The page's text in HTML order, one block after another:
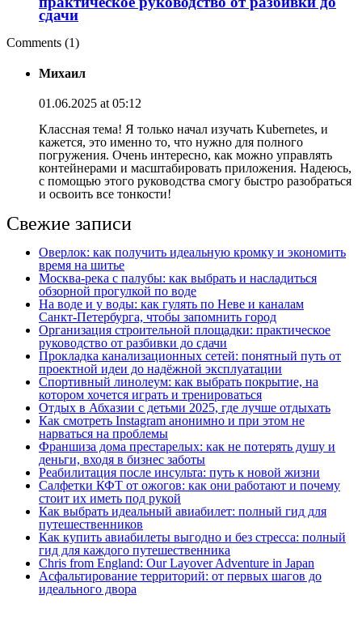
сдачи
Comments (1)
Михаил
01.06.2025 at 05:12
Классная тема! Я только начал изучать Kubernetes, и
кажется, это именно то, что нужно для полного
погружения. Очень интересно, как можно управлять
контейнерами и масштабировать приложения. Надеюсь,
с помощью этого руководства смогу быстро разобраться
и освоить все тонкости!
Свежие записи
Оверлок: как получить идеальную кромку и экономить
время на шитье
Москва‑река с палубы: как выбрать и насладиться
обзорной прогулкой по воде
На воде и у воды: как гулять по Неве и каналам
Санкт‑Петербурга, чтобы запомнить город
Организация строительной площадки: практическое
руководство от разбивки до сдачи
Прокладка канализационных сетей: понятный путь от
проектной идеи до надёжной эксплуатации
Спортивный линолеум: как выбрать покрытие, на
котором хочется играть и тренироваться
Отдых в Абхазии с детьми 2025, где лучше отдыхать
Как смотреть Instagram анонимно и при этом не
нарваться на проблемы
Франшиза дома престарелых: как не потерять душу и
деньги, входя в бизнес заботы
Реабилитация после инсульта: путь к новой жизни
Салфетки КФТ от ожогов: как они работают и почему
стоит их иметь под рукой
Как выбрать идеальный авиабилет: полный гид для
путешественников
Как купить авиабилеты выгодно и без стресса: полный
гид для каждого путешественника
Chris from England: Our Layover Adventure in Japan
Асфальтирование территорий: от первых шагов до
идеального двора